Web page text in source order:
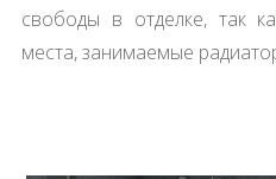
свободы в отделке, так
места, занимаемые